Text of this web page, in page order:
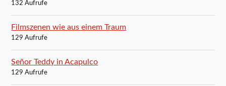
132 Aufrufe
Filmszenen wie aus einem Traum
129 Aufrufe
Señor Teddy in Acapulco
129 Aufrufe